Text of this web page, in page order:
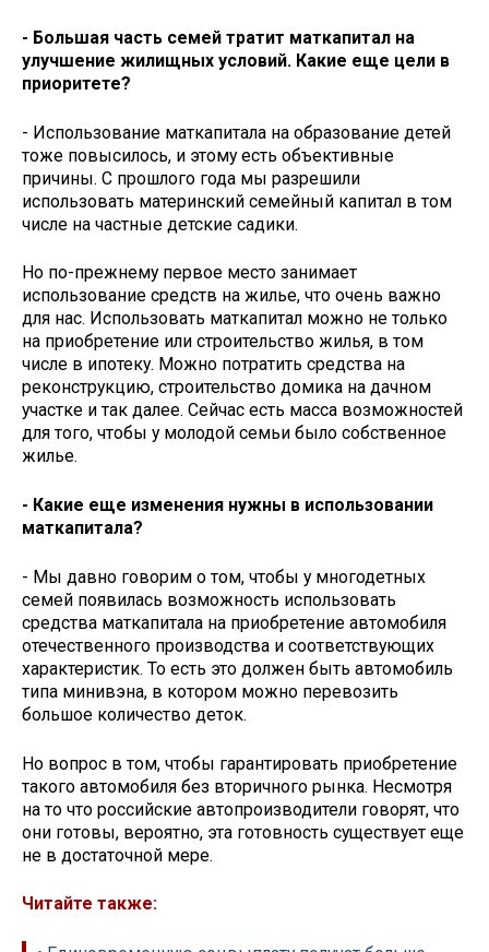
- Большая часть семей тратит маткапитал на
улучшение жилищных условий. Какие еще цели в
приоритете?
- Использование маткапитала на образование детей
тоже повысилось, и этому есть объективные
причины. С прошлого года мы разрешили
использовать материнский семейный капитал в том
числе на частные детские садики.
Но по-прежнему первое место занимает
использование средств на жилье, что очень важно
для нас. Использовать маткапитал можно не только
на приобретение или строительство жилья, в том
числе в ипотеку. Можно потратить средства на
реконструкцию, строительство домика на дачном
участке и так далее. Сейчас есть масса возможностей
для того, чтобы у молодой семьи было собственное
жилье.
- Какие еще изменения нужны в использовании
маткапитала?
- Мы давно говорим о том, чтобы у многодетных
семей появилась возможность использовать
средства маткапитала на приобретение автомобиля
отечественного производства и соответствующих
характеристик. То есть это должен быть автомобиль
типа минивэна, в котором можно перевозить
большое количество деток.
Но вопрос в том, чтобы гарантировать приобретение
такого автомобиля без вторичного рынка. Несмотря
на то что российские автопроизводители говорят, что
они готовы, вероятно, эта готовность существует еще
не в достаточной мере.
Читайте также: